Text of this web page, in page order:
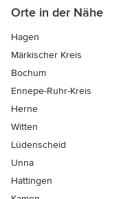
Orte in der Nähe
Hagen
Märkischer Kreis
Bochum
Ennepe-Ruhr-Kreis
Herne
Witten
Lüdenscheid
Unna
Hattingen